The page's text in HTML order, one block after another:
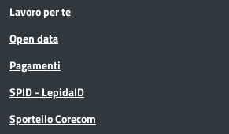
Lavoro per te
Open data
Pagamenti
SPID - LepidaID
Sportello Corecom